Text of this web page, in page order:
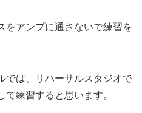
をアンプに通さないで練習を
では、リハーサルスタジオで
練習すると思います。